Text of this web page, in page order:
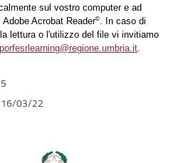
sul vostro computer e ad
Acrobat Reader©
. In caso di
lettura o l'utilizzo del file vi invitiamo
porfesrlearning@regione.umbria.it
16/03/22